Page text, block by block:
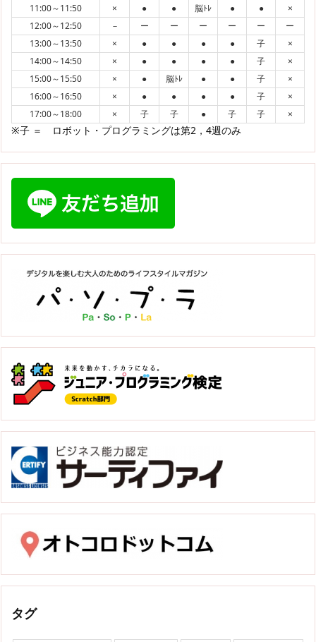
11:00～11:50
× ● ● 脳ﾄﾚ ● ●
×
12:00～12:50
－ ー ー ー ー ー
ー
13:00～13:50
× ● ● ● ● 子
×
14:00～14:50
× ● ● ● ● 子
×
15:00～15:50
× ● 脳ﾄﾚ ● ● 子
×
16:00～16:50
× ● ● ● ● 子
×
17:00～18:00
× 子 子 ● 子 子 ×
※子 ＝ ロボット・プログラミングは第2，4週のみ
タグ